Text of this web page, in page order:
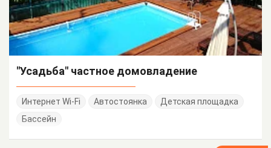
"Усадьба" частное домовладение
Интернет Wi-Fi Автостоянка
Детская площадка
Бассейн